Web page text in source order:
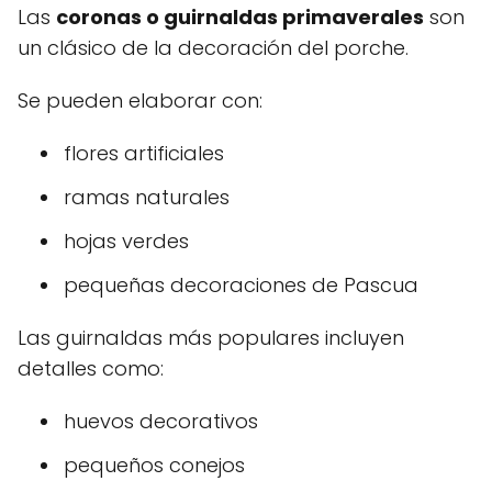
Las coronas o guirnaldas primaverales son
un clásico de la decoración del porche.
Se pueden elaborar con:
flores artificiales
ramas naturales
hojas verdes
pequeñas decoraciones de Pascua
Las guirnaldas más populares incluyen
detalles como:
huevos decorativos
pequeños conejos